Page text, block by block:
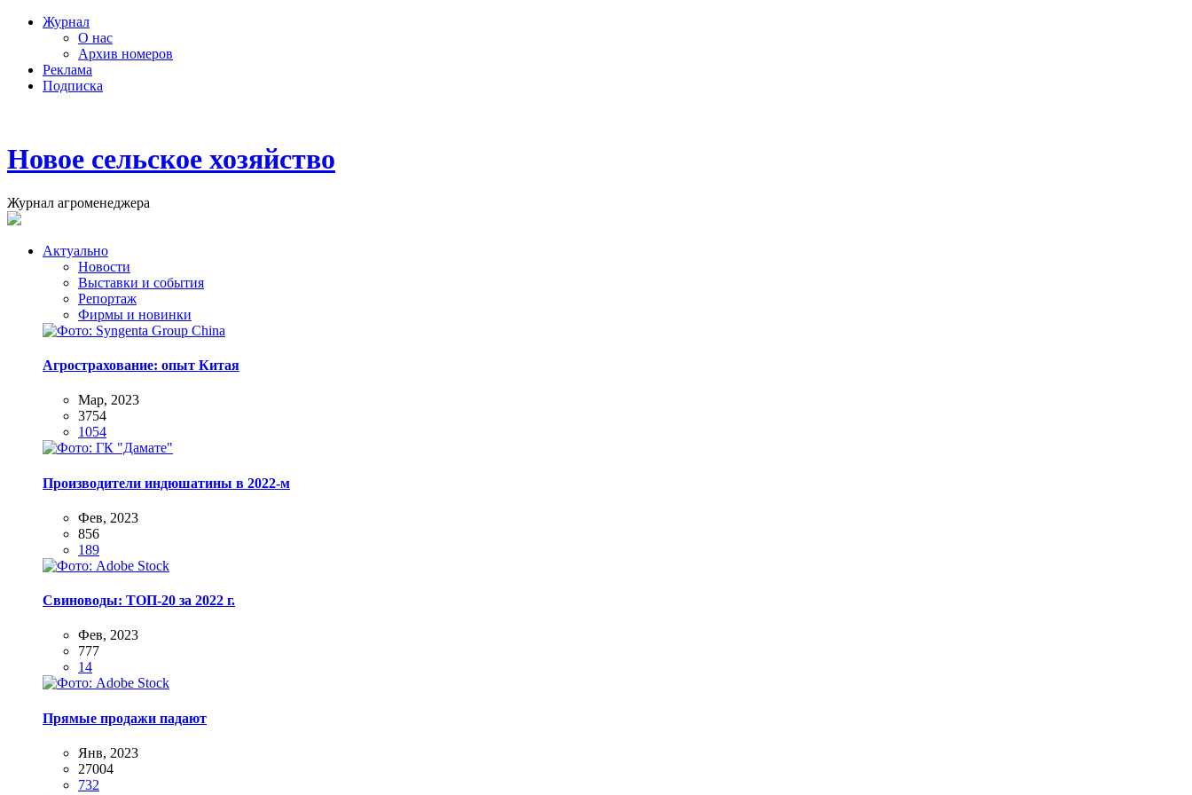
Журнал
О нас
Архив номеров
Реклама
Подписка
Новое сельское хозяйство
Журнал агроменеджера
Актуально
Новости
Выставки и события
Репортаж
Фирмы и новинки
Агрострахование: опыт Китая
Мар, 2023
3754
1054
Производители индюшатины в 2022-м
Фев, 2023
856
189
Свиноводы: ТОП-20 за 2022 г.
Фев, 2023
777
14
Прямые продажи падают
Янв, 2023
27004
732